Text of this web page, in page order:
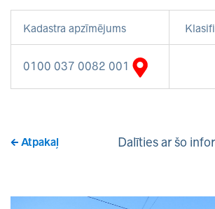
Kadastra apzīmējums
0100 037 0082 001
Atpakaļ Dalīties ar šo